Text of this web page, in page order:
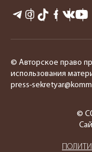
© Авторское право
использования
press-
©